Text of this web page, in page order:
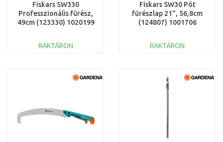
Fiskars SW330
Professzionális fűrész,
49cm (123330) 1020199
RAKTÁRON
Összehasonlítás
Fiskars SW30 Pót
fűrészlap 21", 56,8cm
(124807) 1001706
RAKTÁRON
Összehasonlítás